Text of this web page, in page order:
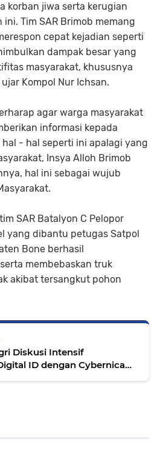
korban jiwa serta kerugian
Tim SAR Brimob memang
cepat kejadian seperti
dampak besar yang
masyarakat, khususnya
Kompol Nur Ichsan.
agar warga masyarakat
informasi kepada
- hal seperti ini apalagi yang
Insya Alloh Brimob
hal ini sebagai wujub
SAR Batalyon C Pelopor
yang dibantu petugas Satpol
Bone berhasil
membebaskan truk
akibat tersangkut pohon
Diskusi Intensif
ID dengan Cybernica